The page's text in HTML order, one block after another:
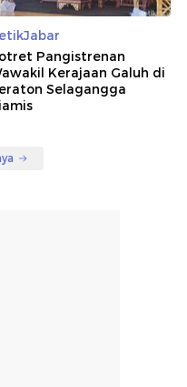
Pangistrenan
Kerajaan Galuh di
Selagangga